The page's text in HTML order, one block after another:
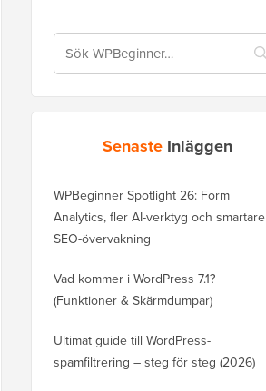
Senaste Inläggen
WPBeginner Spotlight 26: Form
Analytics, fler AI-verktyg och smartare
SEO-övervakning
Vad kommer i WordPress 7.1?
(Funktioner & Skärmdumpar)
Ultimat guide till WordPress-
spamfiltrering – steg för steg (2026)